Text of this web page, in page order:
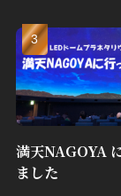
満天NAGOYA
ました